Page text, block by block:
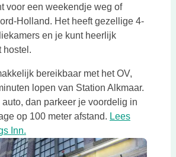
voor een weekendje weg of
Holland. Het heeft gezellige 4-
en je kunt heerlijk
hostel.
bereikbaar met het OV,
lopen van Station Alkmaar.
auto, dan parkeer je voordelig in
op 100 meter afstand. Lees
Inn.